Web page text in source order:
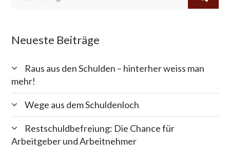
Neueste Beiträge
Raus aus den Schulden – hinterher weiss man
mehr!
Wege aus dem Schuldenloch
Restschuldbefreiung: Die Chance für
Arbeitgeber und Arbeitnehmer